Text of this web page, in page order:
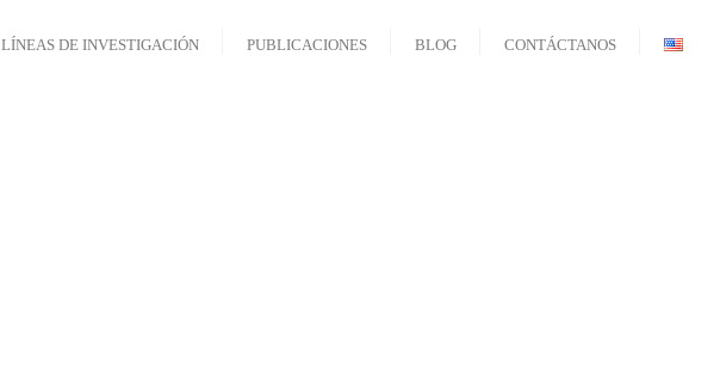
LÍNEAS DE INVESTIGACIÓN PUBLICACIONES BLOG CONTÁCTANOS